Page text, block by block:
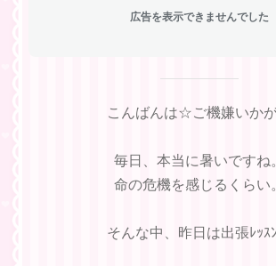
広告を表示できませんでした
こんばんは☆ご機嫌いか
毎日、本当に暑いですね
命の危機を感じるくらい
そんな中、昨日は出張ﾚｯｽﾝ